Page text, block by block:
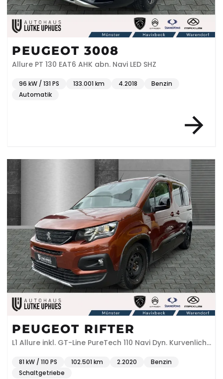
PEUGEOT 3008
Allure PT 130 EAT6 AHK abn. Navi LED SHZ
96 kW / 131 PS 133.001 km 4.2018
Benzin
Automatik
PEUGEOT RIFTER
L1 Allure inkl. GT-Line PureTech 110 Navi Dyn. Kurvenlicht
81 kW / 110 PS 102.501 km 2.2020
Benzin
Schaltgetriebe